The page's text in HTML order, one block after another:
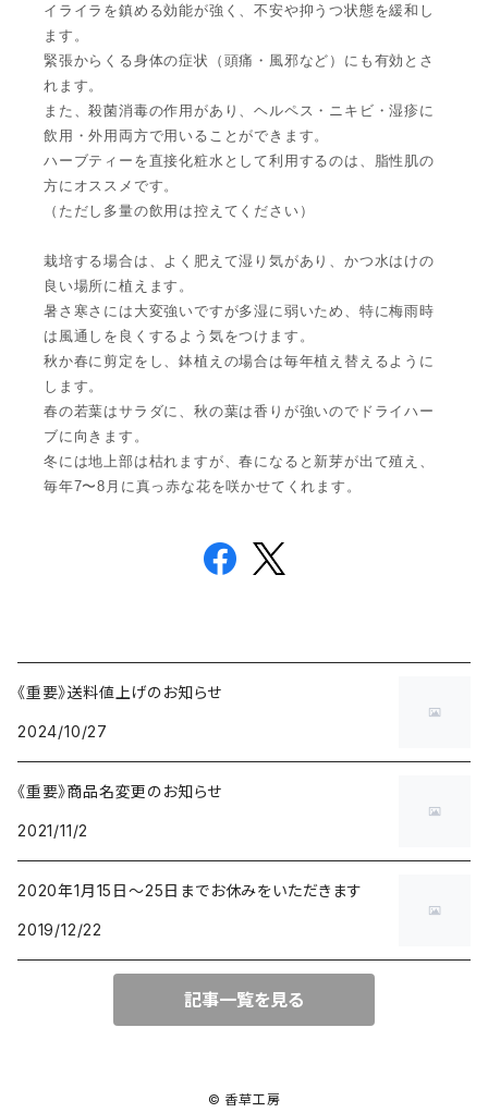
イライラを鎮める効能が強く、不安や抑うつ状態を緩和し
ます。
緊張からくる身体の症状（頭痛・風邪など）にも有効とさ
れます。
また、殺菌消毒の作用があり、ヘルペス・ニキビ・湿疹に
飲用・外用両方で用いることができます。
ハーブティーを直接化粧水として利用するのは、脂性肌の
方にオススメです。
（ただし多量の飲用は控えてください）
栽培する場合は、よく肥えて湿り気があり、かつ水はけの
良い場所に植えます。
暑さ寒さには大変強いですが多湿に弱いため、特に梅雨時
は風通しを良くするよう気をつけます。
秋か春に剪定をし、鉢植えの場合は毎年植え替えるように
します。
春の若葉はサラダに、秋の葉は香りが強いのでドライハー
ブに向きます。
冬には地上部は枯れますが、春になると新芽が出て殖え、
毎年7〜8月に真っ赤な花を咲かせてくれます。
《重要》送料値上げのお知らせ
2024/10/27
《重要》商品名変更のお知らせ
2021/11/2
2020年1月15日〜25日までお休みをいただきます
2019/12/22
記事一覧を見る
© 香草工房